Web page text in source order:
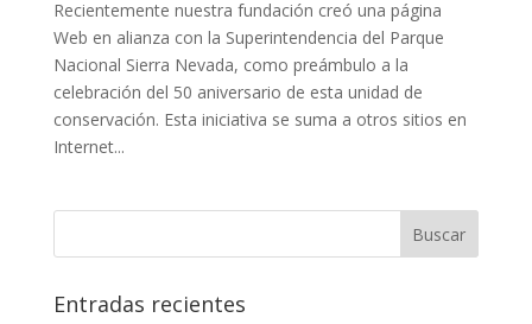
Recientemente nuestra fundación creó una página
Web en alianza con la Superintendencia del Parque
Nacional Sierra Nevada, como preámbulo a la
celebración del 50 aniversario de esta unidad de
conservación. Esta iniciativa se suma a otros sitios en
Internet...
Entradas recientes